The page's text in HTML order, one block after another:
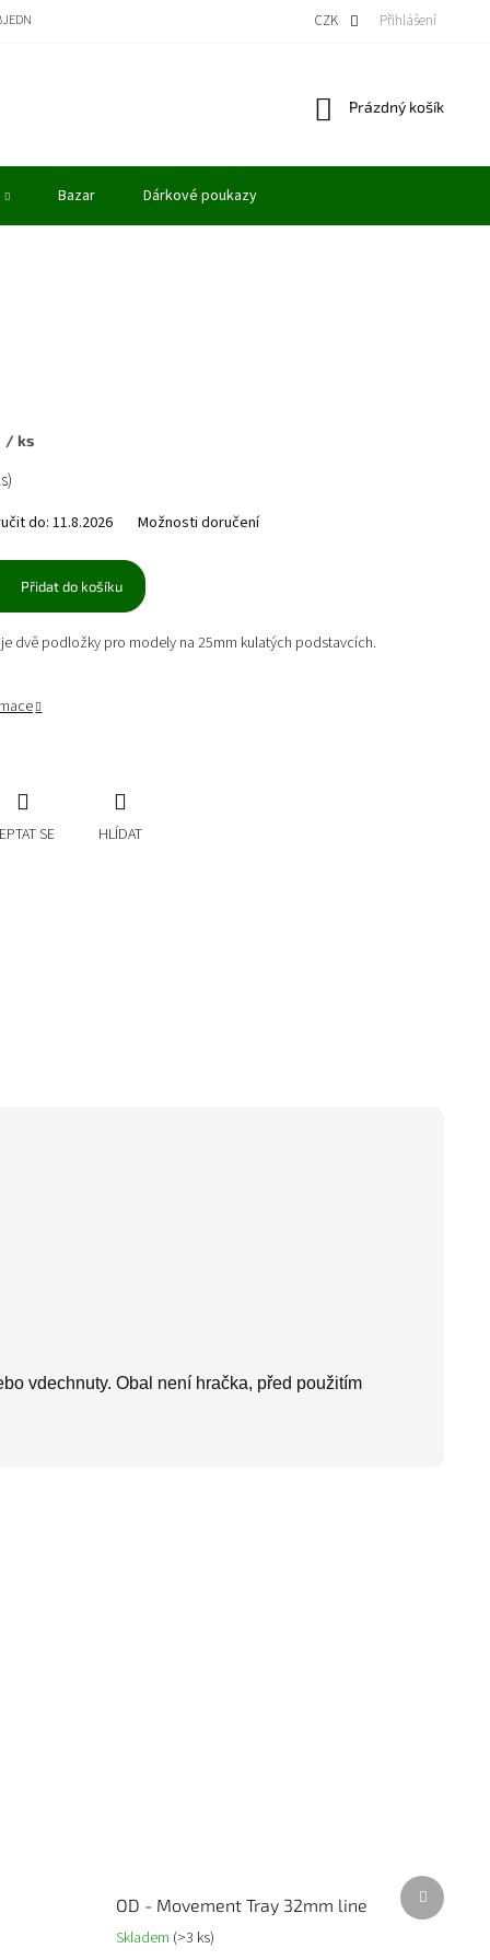
VÝKUP MODELŮ
CZK Přihlášení
Nákupní
Prázdný košík
Bazar Dárkové poukazy
/ ks
do: 11.8.2026 Možnosti doručení
Přidat do košíku
dvě podložky pro modely na 25mm kulatých podstavcích.
SE HLÍDAT
OD - Movement Tray 32mm line
Skladem (>3 ks)
Další
produkt
vdechnuty. Obal není hračka, před použitím